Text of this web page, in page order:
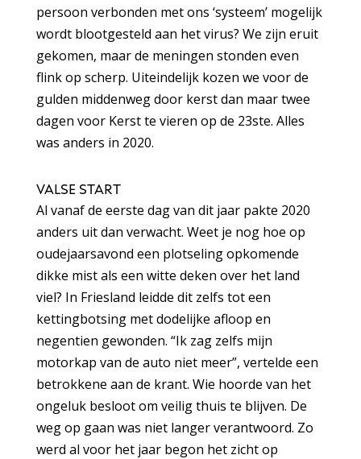
persoon verbonden met ons ‘systeem’ mogelijk
wordt blootgesteld aan het virus? We zijn eruit
gekomen, maar de meningen stonden even
flink op scherp. Uiteindelijk kozen we voor de
gulden middenweg door kerst dan maar twee
dagen voor Kerst te vieren op de 23ste. Alles
was anders in 2020.
VALSE START
Al vanaf de eerste dag van dit jaar pakte 2020
anders uit dan verwacht. Weet je nog hoe op
oudejaarsavond een plotseling opkomende
dikke mist als een witte deken over het land
viel? In Friesland leidde dit zelfs tot een
kettingbotsing met dodelijke afloop en
negentien gewonden. “Ik zag zelfs mijn
motorkap van de auto niet meer”, vertelde een
betrokkene aan de krant. Wie hoorde van het
ongeluk besloot om veilig thuis te blijven. De
weg op gaan was niet langer verantwoord. Zo
werd al voor het jaar begon het zicht op